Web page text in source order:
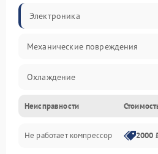
Электроника
Механические повреждения
Охлаждение
Механика
Электропитание
Неисправности
Не работает компрессор 2000